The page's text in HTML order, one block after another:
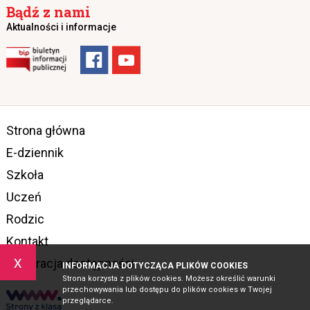
x INFORMACJA DOTYCZĄCA PLIKÓW COOKIES
Strona korzysta z plików cookies. Możesz określić warunki
przechowywania lub dostępu do plików cookies w Twojej
przeglądarce.
Bądź z nami
Aktualności i informacje
Strona główna
E-dziennik
Szkoła
Uczeń
Rodzic
Kontakt
Deklaracja dostępności